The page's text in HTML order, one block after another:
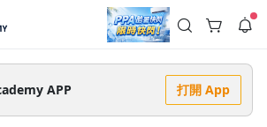
註冊領取 上千元優惠券！
公告
津貼．冷氣房升級｜期間快閃活動
APP 打開 App
--:--